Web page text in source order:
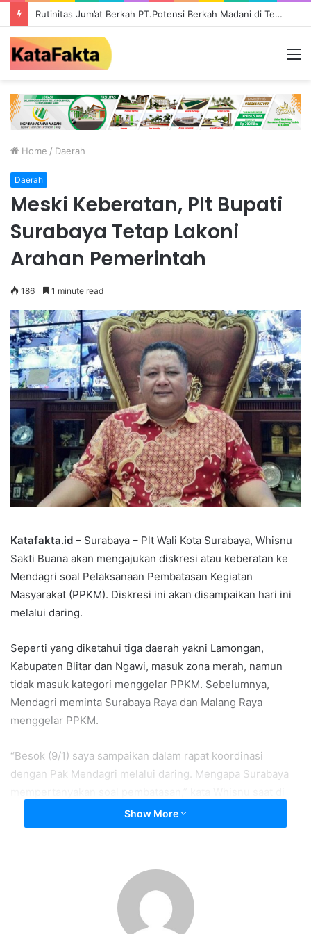
Rutinitas Jum’at Berkah PT.Potensi Berkah Madani di Tebo, Salurkan Bantuan ke Masyarakat
Home / Daerah
Daerah
Meski Keberatan, Plt Bupati
Surabaya Tetap Lakoni
Arahan Pemerintah
186 1 minute read
Katafakta.id – Surabaya – Plt Wali Kota Surabaya, Whisnu
Sakti Buana akan mengajukan diskresi atau keberatan ke
Mendagri soal Pelaksanaan Pembatasan Kegiatan
Masyarakat (PPKM). Diskresi ini akan disampaikan hari ini
melalui daring.
Seperti yang diketahui tiga daerah yakni Lamongan,
Kabupaten Blitar dan Ngawi, masuk zona merah, namun
tidak masuk kategori menggelar PPKM. Sebelumnya,
Mendagri meminta Surabaya Raya dan Malang Raya
menggelar PPKM.
“Besok (9/1) saya sampaikan dalam rapat koordinasi
dengan Pak Mendagri melalui daring. Mengapa Surabaya
Balai Kota Surabaya, Jumat (8/1/2021).
diterapkan tidak hanya di Surabaya Raya dan Malang Raya,
tapi juga di daerah-daerah yang zona merah. Karena
kondisi Surabaya ini kita menangani pasien 50% bukan
Show More